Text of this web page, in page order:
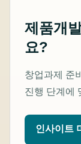
제품개
요?
창업과제 준
진행 단계에
인사이트